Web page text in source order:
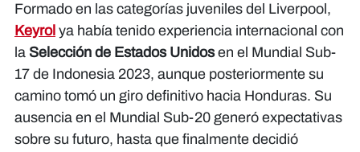
Formado en las categorías juveniles del Liverpool,
Keyrol ya había tenido experiencia internacional con
la Selección de Estados Unidosen el Mundial Sub-
17 de Indonesia 2023, aunque posteriormente su
camino tomó un giro definitivo hacia Honduras. Su
ausencia en el Mundial Sub-20 generó expectativas
sobre su futuro, hasta que finalmente decidió